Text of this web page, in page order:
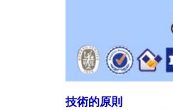
技術的原則